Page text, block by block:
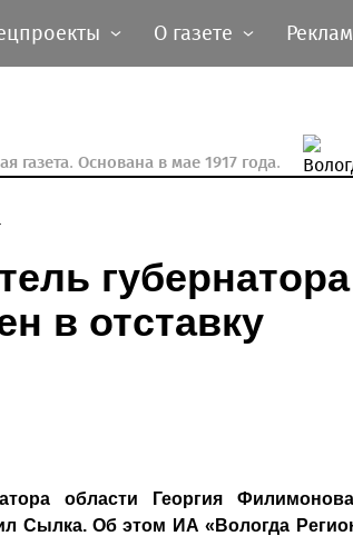
О газете
газета. Основана в мае 1917 года.
в отставку
области Георгия
Сылка. Об этом ИА «Вологда